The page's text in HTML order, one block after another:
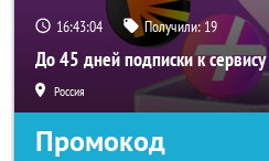
16:43:03 Получили:19
До 45 дней подписки к
Россия
Промокод